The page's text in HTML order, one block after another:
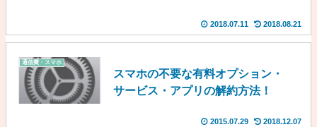
2018.07.11 2018.08.21
通信費・スマホ
スマホの不要な有料オプション・
サービス・アプリの解約方法！
2015.07.29 2018.12.07